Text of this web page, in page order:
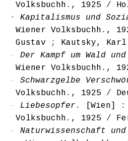
Volksbuchh., 1925 /
Kapitalismus und
Wiener Volksbuchh.,
Gustav
; Kautsky, Karl
Der Kampf um Wald und
Wiener Volksbuchh.,
Schwarzgelbe
Volksbuchh., 1925 /
Liebesopfer . [Wien] :
Volksbuchh., 1925 /
Naturwissenschaft